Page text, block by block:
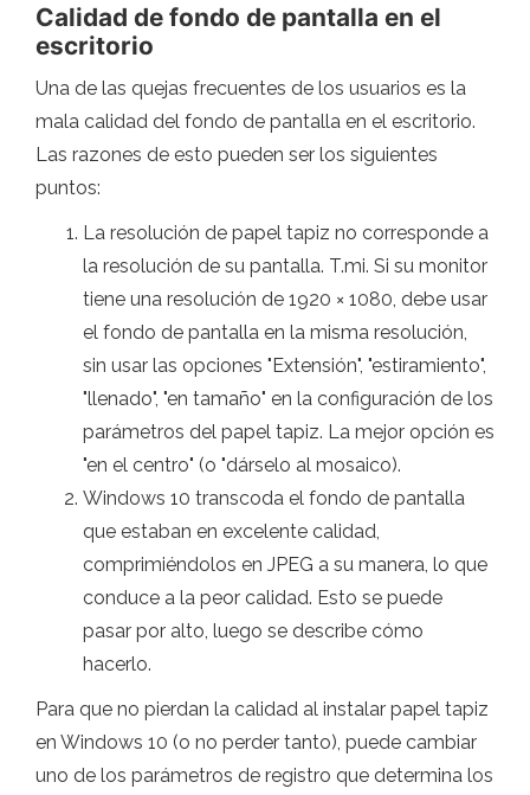
Calidad de fondo de pantalla en el
escritorio
Una de las quejas frecuentes de los usuarios es la
mala calidad del fondo de pantalla en el escritorio.
Las razones de esto pueden ser los siguientes
puntos:
La resolución de papel tapiz no corresponde a
la resolución de su pantalla. T.mi. Si su monitor
tiene una resolución de 1920 × 1080, debe usar
el fondo de pantalla en la misma resolución,
sin usar las opciones "Extensión", "estiramiento",
"llenado", "en tamaño" en la configuración de los
parámetros del papel tapiz. La mejor opción es
"en el centro" (o "dárselo al mosaico).
Windows 10 transcoda el fondo de pantalla
que estaban en excelente calidad,
comprimiéndolos en JPEG a su manera, lo que
conduce a la peor calidad. Esto se puede
pasar por alto, luego se describe cómo
hacerlo.
Para que no pierdan la calidad al instalar papel tapiz
en Windows 10 (o no perder tanto), puede cambiar
uno de los parámetros de registro que determina los